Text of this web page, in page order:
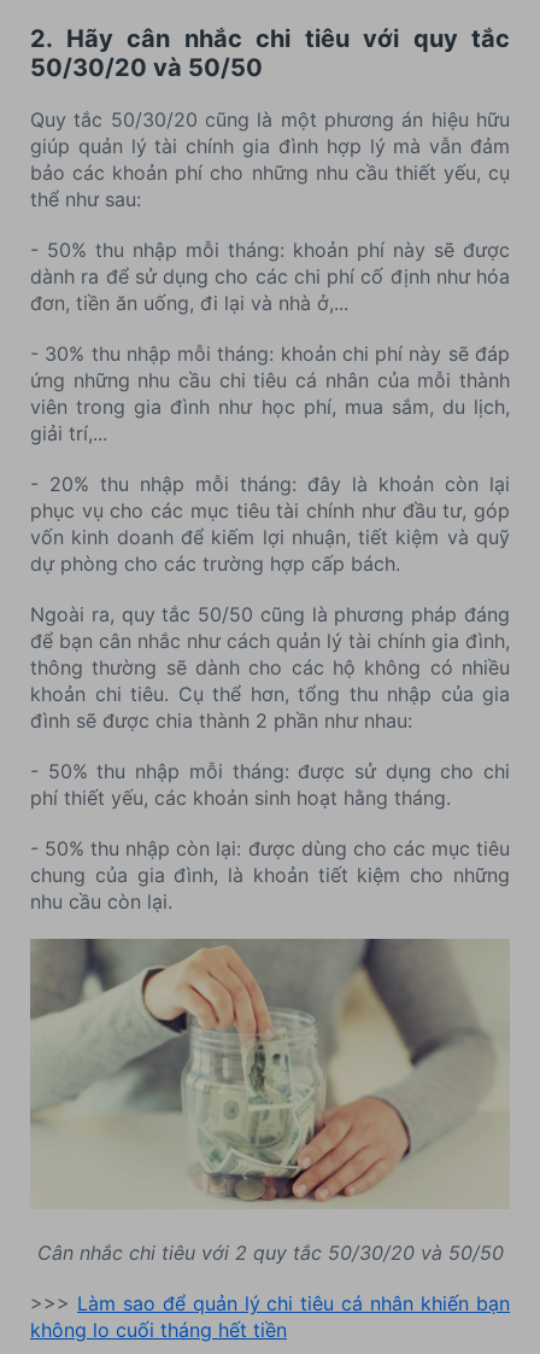
2. Hãy cân nhắc chi tiêu với quy tắc
50/30/20 và 50/50
Quy tắc 50/30/20 cũng là một phương án hiệu hữu
giúp quản lý tài chính gia đình hợp lý mà vẫn đảm
bảo các khoản phí cho những nhu cầu thiết yếu, cụ
thể như sau:
- 50% thu nhập mỗi tháng: khoản phí này sẽ được
dành ra để sử dụng cho các chi phí cố định như hóa
đơn, tiền ăn uống, đi lại và nhà ở,...
- 30% thu nhập mỗi tháng: khoản chi phí này sẽ đáp
ứng những nhu cầu chi tiêu cá nhân của mỗi thành
viên trong gia đình như học phí, mua sắm, du lịch,
giải trí,...
- 20% thu nhập mỗi tháng: đây là khoản còn lại
phục vụ cho các mục tiêu tài chính như đầu tư, góp
vốn kinh doanh để kiếm lợi nhuận, tiết kiệm và quỹ
dự phòng cho các trường hợp cấp bách.
Ngoài ra, quy tắc 50/50 cũng là phương pháp đáng
để bạn cân nhắc như cách quản lý tài chính gia đình,
thông thường sẽ dành cho các hộ không có nhiều
khoản chi tiêu. Cụ thể hơn, tổng thu nhập của gia
đình sẽ được chia thành 2 phần như nhau:
- 50% thu nhập mỗi tháng: được sử dụng cho chi
phí thiết yếu, các khoản sinh hoạt hằng tháng.
- 50% thu nhập còn lại: được dùng cho các mục tiêu
chung của gia đình, là khoản tiết kiệm cho những
nhu cầu còn lại.
Cân nhắc chi tiêu với 2 quy tắc 50/30/20 và 50/50
>>> Làm sao để quản lý chi tiêu cá nhân khiến bạn
không lo cuối tháng hết tiền